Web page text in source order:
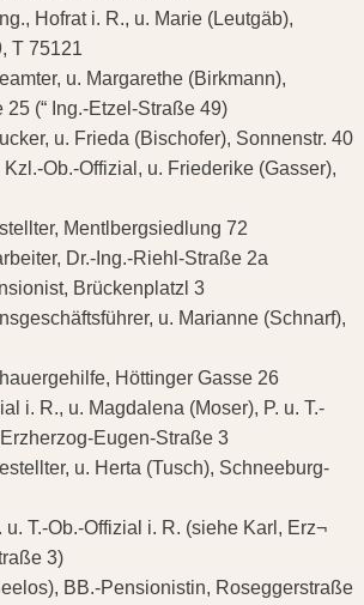
Hofrat i. R., u. Marie (Leutgäb),
T 75121
u. Margarethe (Birkmann),
(“ Ing.-Etzel-Straße 49)
u. Frieda (Bischofer), Sonnenstr. 40
Ob.-Offizial, u. Friederike (Gasser),
Mentlbergsiedlung 72
Dr.-Ing.-Riehl-Straße 2a
Brückenplatzl 3
u. Marianne (Schnarf),
Höttinger Gasse 26
i. R., u. Magdalena (Moser), P. u. T.-
Eugen-Straße 3
u. Herta (Tusch), Schneeburg-
T.-Ob.-Offizial i. R. (siehe Karl, Erz¬
3)
BB.-Pensionistin, Roseggerstraße